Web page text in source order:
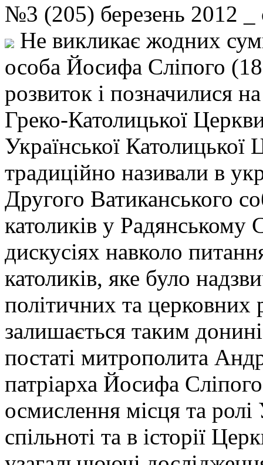
№3 (205) березень
Не викликає жодних
особа Йосифа Сліпого
розвиток і позначилися
Греко-Католицької
Української
традиційно називали в
Другого Ватиканського
католиків у
дискусіях навколо
католиків, яке було
політичних та церковних
залишається таким
постаті митрополита
патріарха Йосифа
осмислення місця та
спільноті та в історії